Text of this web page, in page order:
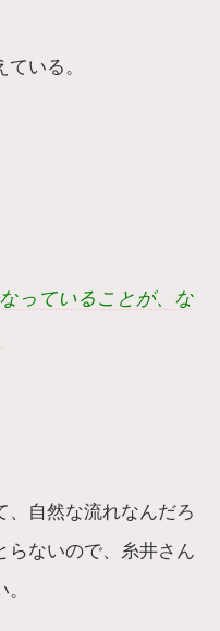
いる。
っていることが、な
、自然な流れなんだろ
らないので、糸井さん